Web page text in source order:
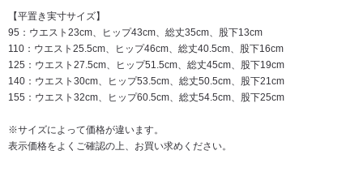
【平置き実寸サイズ】
95：ウエスト23cm、ヒップ43cm、総丈35cm、股下13cm
110：ウエスト25.5cm、ヒップ46cm、総丈40.5cm、股下16cm
125：ウエスト27.5cm、ヒップ51.5cm、総丈45cm、股下19cm
140：ウエスト30cm、ヒップ53.5cm、総丈50.5cm、股下21cm
155：ウエスト32cm、ヒップ60.5cm、総丈54.5cm、股下25cm
※サイズによって価格が違います。
表示価格をよくご確認の上、お買い求めください。